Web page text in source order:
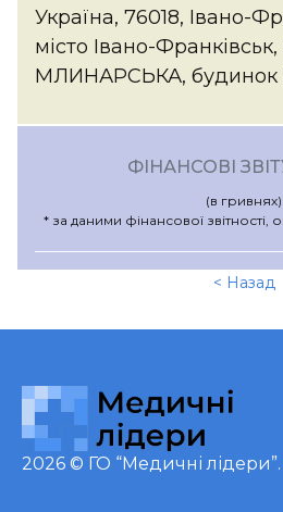
Україна, 76018, Івано-
місто Івано-
МЛИНАРСЬКА, будинок
ФІНАНСОВІ
(в гривнях)
* за даними фінансової
< Назад
2026 © ГО “Медичні лідери”